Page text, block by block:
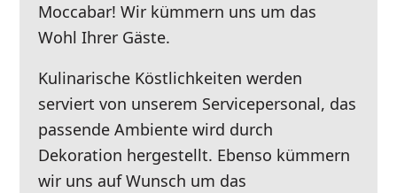
Moccabar! Wir kümmern uns um das
Wohl Ihrer Gäste.
Kulinarische Köstlichkeiten werden
serviert von unserem Servicepersonal, das
passende Ambiente wird durch
Dekoration hergestellt. Ebenso kümmern
wir uns auf Wunsch um das